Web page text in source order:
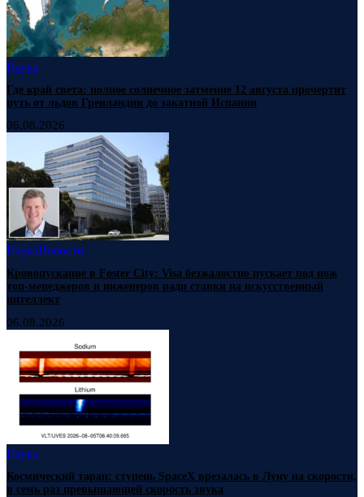
Наука
Где край света: полное солнечное затмение 12 августа прочертит
путь от льдов Гренландии до закатной Испании
06.08.2026
НаукаНовости
Кровопускание в Foster City: Visa безжалостно пускает под нож
топ-менеджеров и инженеров ради ставки на искусственный
интеллект
06.08.2026
Наука
Космический таран: ступень SpaceX врезалась в Луну на скорости,
в семь раз превышающей скорость звука